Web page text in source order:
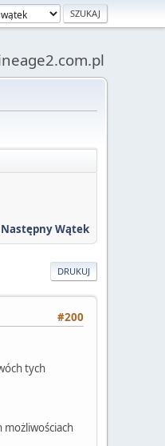
Następny Wątek
DRUKUJ
#200
tych
możliwościach